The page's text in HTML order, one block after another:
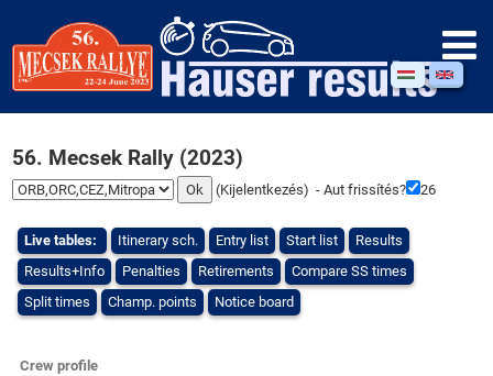
56. Mecsek Rally (2023)
(Kijelentkezés) - Aut frissítés? 25
Live tables: Itinerary sch. Entry list Start list
Results
Results+Info
Penalties Retirements
Compare SS times
Split times
Champ. points Notice board
Crew profile